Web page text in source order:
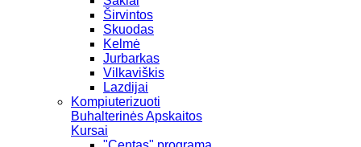
Širvintos
Skuodas
Kelmė
Jurbarkas
Vilkaviškis
Lazdijai
Kompiuterizuoti
Buhalterinės Apskaitos
Kursai